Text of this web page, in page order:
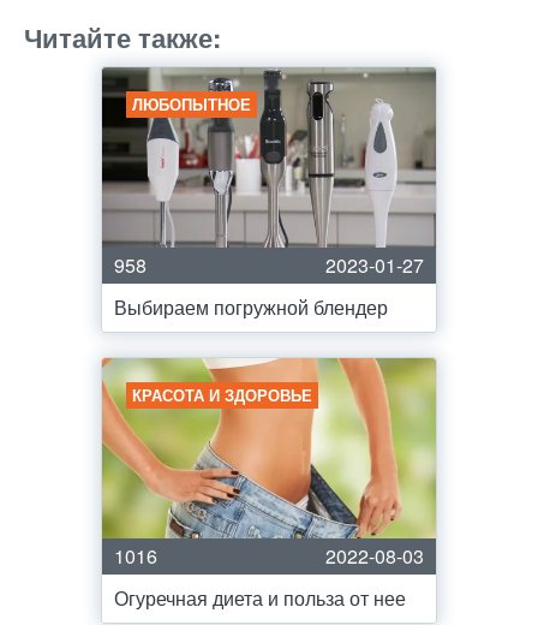
Читайте также:
ЛЮБОПЫТНОЕ
958
2023-01-27
Выбираем погружной блендер
КРАСОТА И ЗДОРОВЬЕ
1016
2022-08-03
Огуречная диета и польза от нее